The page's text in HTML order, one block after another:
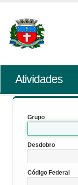
Atividades
Grupo
Desdobro
Código Federal